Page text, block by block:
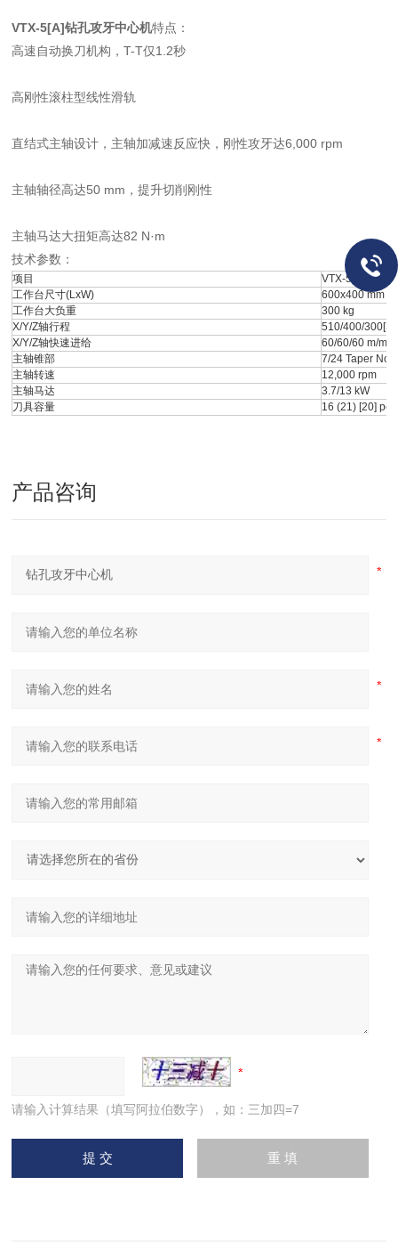
VTX-5[A]钻孔攻牙中心机特点：
高速自动换刀机构，T-T仅1.2秒
高刚性滚柱型线性滑轨
直结式主轴设计，主轴加减速反应快，刚性攻牙达6,000 rpm
主轴轴径高达50 mm，提升切削刚性
主轴马达大扭矩高达82 N·m
技术参数：
项目
VTX-5[A]
工作台尺寸(LxW)
600x400 mm
工作台大负重
300 kg
X/Y/Z轴行程
510/400/
X/Y/Z轴快速进给
60/60/60 m/min
主轴锥部
7/24 Taper
主轴转速
12,000 rpm
主轴马达
3.7/13 kW
刀具容量
16 (21) [20] pc
产品咨询
请输入计算结果（填写阿拉伯数字），如：三加四=7